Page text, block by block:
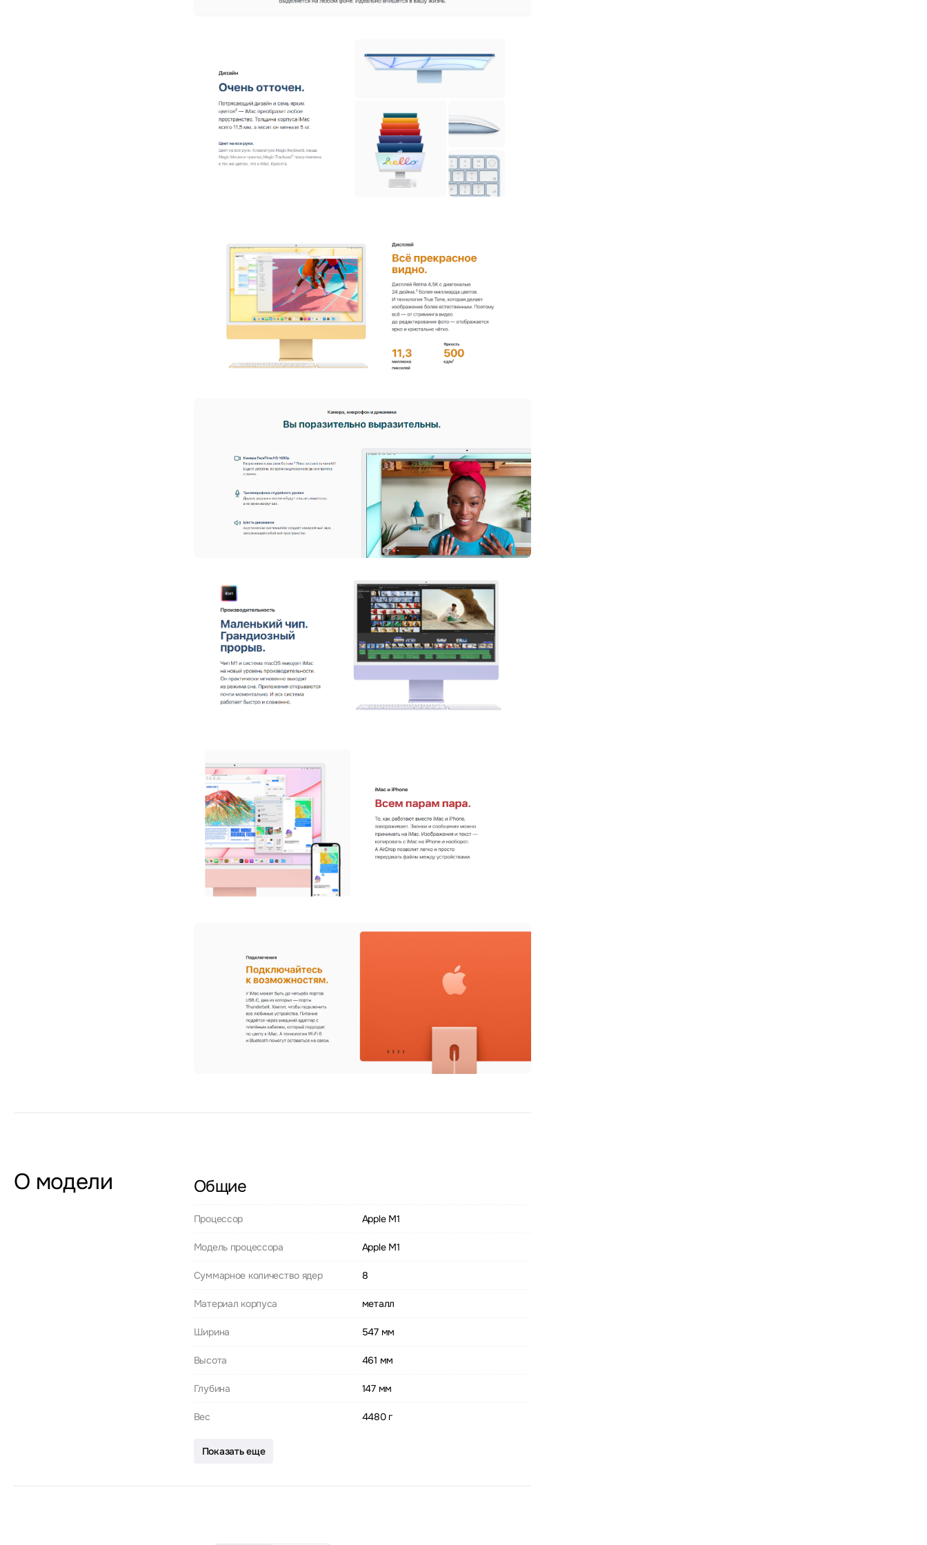
О модели Общие
Процессор Apple M1
Модель процессора Apple M1
Суммарное количество ядер 8
Материал корпуса металл
Ширина 547 мм
Высота 461 мм
Глубина 147 мм
Вес 4480 г
Показать еще